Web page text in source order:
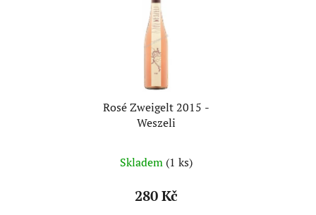
Rosé Zweigelt 2015 -
Weszeli
Skladem (1 ks)
280 Kč